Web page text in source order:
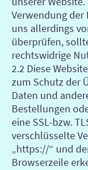
Verwendung
uns allerdings
überprüfen,
rechtswidrige
2.2 Diese
zum Schutz der
Daten und
Bestellungen
eine SSL-bzw.
verschlüsselte
„https://“ und
Browserzeile